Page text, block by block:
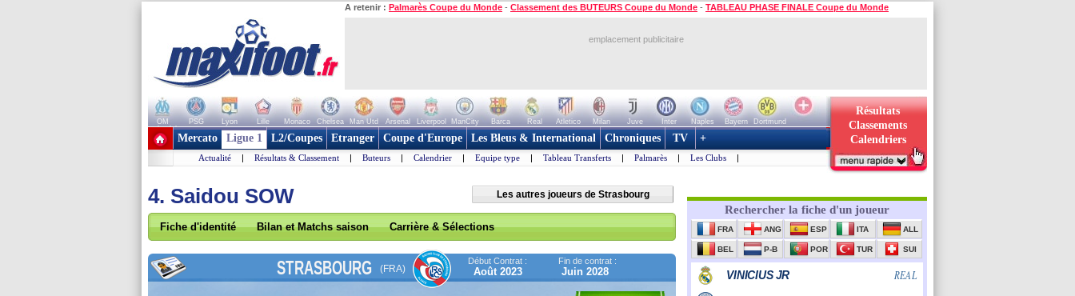
A retenir : Palmarès Coupe du Monde - Classement des BUTEURS Coupe du Monde - TABLEAU PHASE FINALE Coupe du Monde
emplacement publicitaire
OM PSG Lyon Lille Monaco Chelsea Man Utd Arsenal Liverpool ManCity Barca Real Atletico Milan Juve Inter Naples Bayern
Dortmund
+ de clubs
Résultats
Classements
Calendriers
Mercato Ligue 1 L2/Coupes Etranger Coupe d'Europe Les Bleus & International Chroniques TV +
Actualité | Résultats & Classement | Buteurs | Calendrier | Equipe type | Tableau Transferts | Palmarès | Les Clubs |
4. Saidou SOW Les autres joueurs de Strasbourg
Fiche d'identité Bilan et Matchs saison Carrière & Sélections
STRASBOURG (FRA)
Début Contrat :
Août 2023
Fin de contrat :
Juin 2028